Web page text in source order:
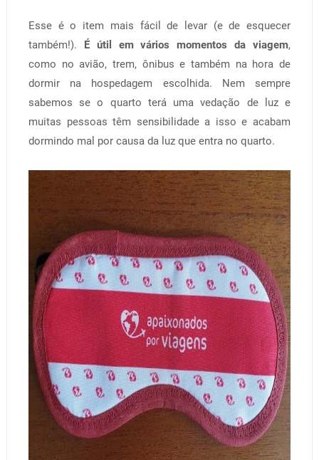
Esse é o item mais fácil de levar (e de esquecer
também!). É útil em vários momentos da viagem,
como no avião, trem, ônibus e também na hora de
dormir na hospedagem escolhida. Nem sempre
sabemos se o quarto terá uma vedação de luz e
muitas pessoas têm sensibilidade a isso e acabam
dormindo mal por causa da luz que entra no quarto.